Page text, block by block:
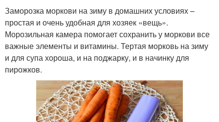
Заморозка моркови на зиму в домашних условиях –
простая и очень удобная для хозяек «вещь».
Морозильная камера помогает сохранить у моркови все
важные элементы и витамины. Тертая морковь на зиму
и для супа хороша, и на поджарку, и в начинку для
пирожков.